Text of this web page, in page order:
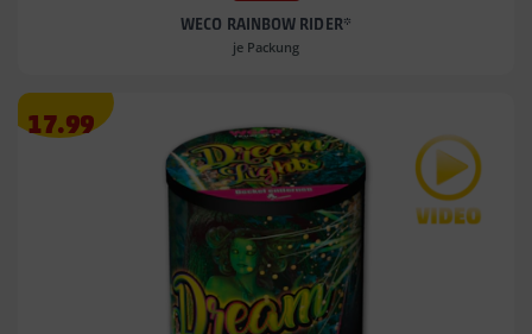
WECO RAINBOW RIDER*
je Packung
Angebotspreis
17.99